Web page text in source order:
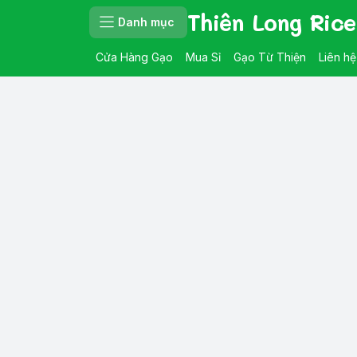
Danh mục Thiên Long Rice
Cửa Hàng Gạo Mua Sỉ Gạo Từ Thiện Liên hệ